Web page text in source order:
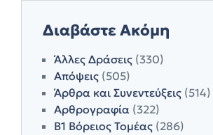
Διαβάστε Ακόμη
Άλλες Δράσεις (330)
Απόψεις (505)
Άρθρα και Συνεντεύξεις (514)
Αρθρογραφία (322)
Β1 Βόρειος Τομέας (286)